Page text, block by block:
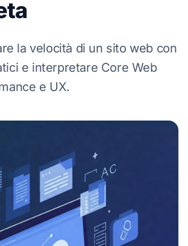
la velocità di un sito web con
e interpretare Core Web
e UX.